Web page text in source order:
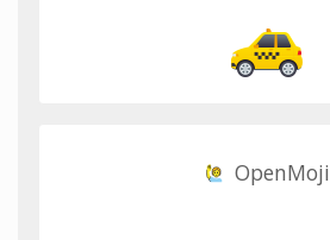
OpenMoji